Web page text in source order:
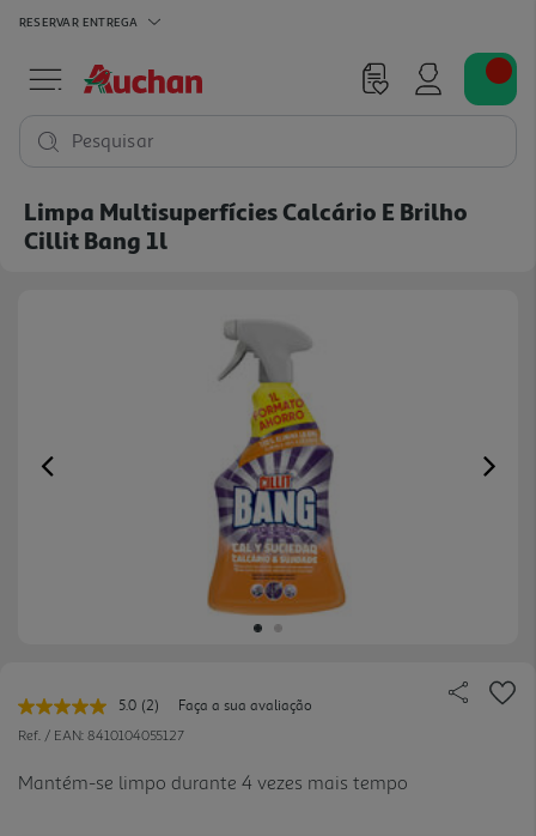
RESERVAR ENTREGA
Pesquisar
Limpa Multisuperfícies Calcário E Brilho
Cillit Bang 1l
Previous
5.0 Leu
2
para
(2)
Faça a sua avaliação
Ref. / EAN: 8410104055127
Mantém-se limpo durante 4 vezes mais tempo